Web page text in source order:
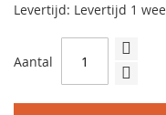
Levertijd: Levertijd 1
Aantal